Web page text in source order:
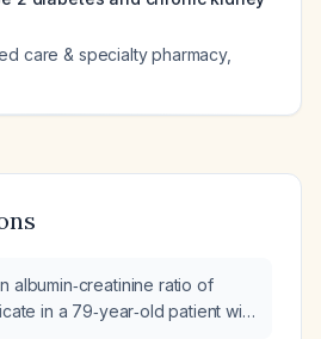
care & specialty pharmacy,
albumin‑creatinine ratio of
in a 79‑year‑old patient with